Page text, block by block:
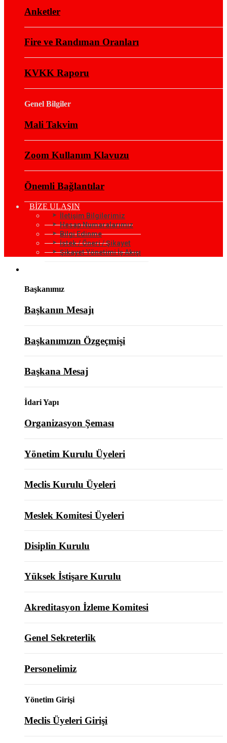
Anketler
Fire ve Randıman Oranları
KVKK Raporu
Genel Bilgiler
Mali Takvim
Zoom Kullanım Klavuzu
Önemli Bağlantılar
BİZE ULAŞIN
İletişim Bilgilerimiz
Hesap Numaralarımız
Bilgi Edinme
İstek / Öneri / Şikayet
Şikayet Yönetimi İş Akışı
Başkanımız
Başkanın Mesajı
Başkanımızın Özgeçmişi
Başkana Mesaj
İdari Yapı
Organizasyon Şeması
Yönetim Kurulu Üyeleri
Meclis Kurulu Üyeleri
Meslek Komitesi Üyeleri
Disiplin Kurulu
Yüksek İstişare Kurulu
Akreditasyon İzleme Komitesi
Genel Sekreterlik
Personelimiz
Yönetim Girişi
Meclis Üyeleri Girişi